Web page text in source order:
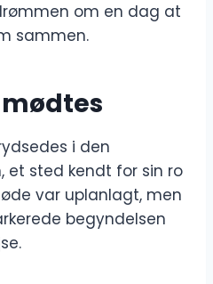
om en dag at
sammen.
i den
et sted kendt for sin ro
var uplanlagt, men
begyndelsen